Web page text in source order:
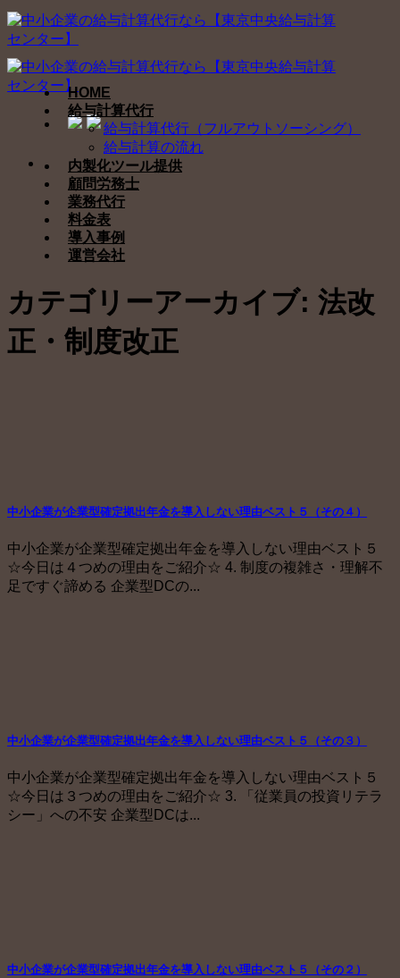
Skip
to
content
HOME
給与計算代行
給与計算代行（フルアウトソーシング）
給与計算の流れ
内製化ツール提供
顧問労務士
業務代行
料金表
導入事例
運営会社
カテゴリーアーカイブ: 法改
正・制度改正
中小企業が企業型確定拠出年金を導入しない理由ベスト５（その４）
中小企業が企業型確定拠出年金を導入しない理由ベスト５
☆今日は４つめの理由をご紹介☆ 4. 制度の複雑さ・理解不
足ですぐ諦める 企業型DCの...
中小企業が企業型確定拠出年金を導入しない理由ベスト５（その３）
中小企業が企業型確定拠出年金を導入しない理由ベスト５
☆今日は３つめの理由をご紹介☆ 3. 「従業員の投資リテラ
シー」への不安 企業型DCは...
中小企業が企業型確定拠出年金を導入しない理由ベスト５（その２）